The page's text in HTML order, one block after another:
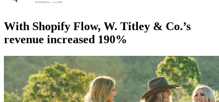
With Shopify Flow, W. Titley & Co.’s
revenue increased 190%